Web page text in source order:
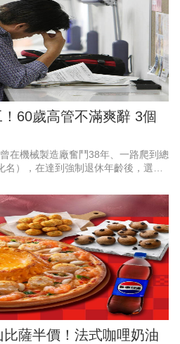
60歲高管不滿爽辭 3個
在機械製造廠奮鬥38年、一路爬到總
），在達到強制退休年齡後，選擇
薩半價！法式咖哩奶油